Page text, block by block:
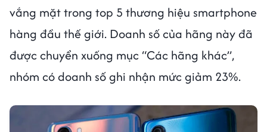
vắng mặt trong top 5 thương hiệu smartphone
hàng đầu thế giới. Doanh số của hãng này đã
được chuyển xuống mục “Các hãng khác”,
nhóm có doanh số ghi nhận mức giảm 23%.